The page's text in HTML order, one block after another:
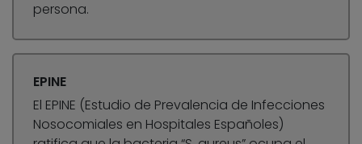
persona.
EPINE
El EPINE (Estudio de Prevalencia de Infecciones
Nosocomiales en Hospitales Españoles)